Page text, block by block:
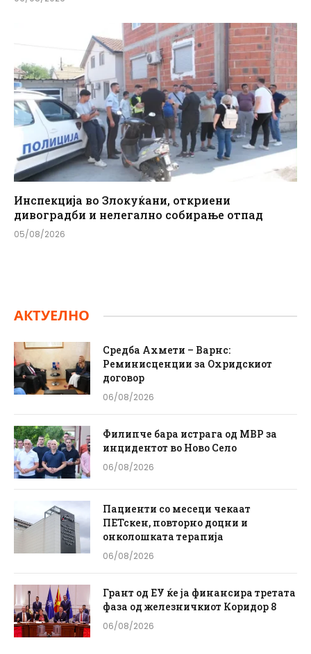
Инспекција во Злокуќани, откриени
дивоградби и нелегално собирање отпад
05/08/2026
АКТУЕЛНО
Средба Ахмети – Варнс:
Реминисценции за Охридскиот
договор
06/08/2026
Филипче бара истрага од МВР за
инцидентот во Ново Село
06/08/2026
Пациенти со месеци чекаат
ПЕТскен, повторно доцни и
онколошката терапија
06/08/2026
Грант од ЕУ ќе ја финансира третата
фаза од железничкиот Коридор 8
06/08/2026